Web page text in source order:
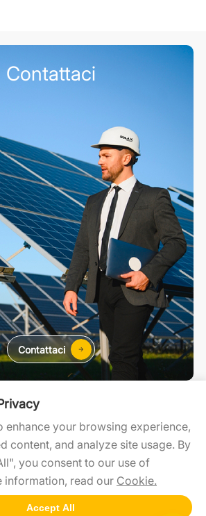
Utility Scale
Developer Portal
Contattaci
Contattaci
enhance your browsing experience,
content, and analyze site usage. By
you consent to our use of
information, read our Cookie.
Accept All